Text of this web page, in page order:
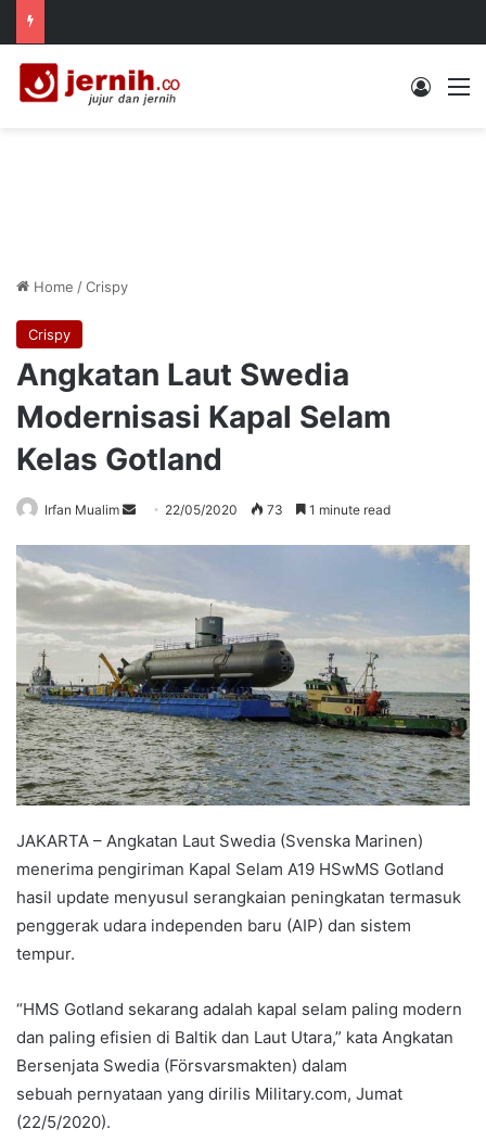
Log In
Home /Crispy
Crispy
Angkatan Laut Swedia
Modernisasi Kapal Selam
Kelas Gotland
Irfan Mualim
Send 22/05/2020 73 1 minute read
JAKARTA – Angkatan Laut Swedia (Svenska Marinen)
menerima pengiriman Kapal Selam A19 HSwMS Gotland
hasil update menyusul serangkaian peningkatan termasuk
penggerak udara independen baru (AIP) dan sistem
tempur.
“HMS Gotland sekarang adalah kapal selam paling modern
dan paling efisien di Baltik dan Laut Utara,” kata Angkatan
Bersenjata Swedia (Försvarsmakten) dalam
sebuah pernyataan yang dirilis Military.com, Jumat
(22/5/2020).